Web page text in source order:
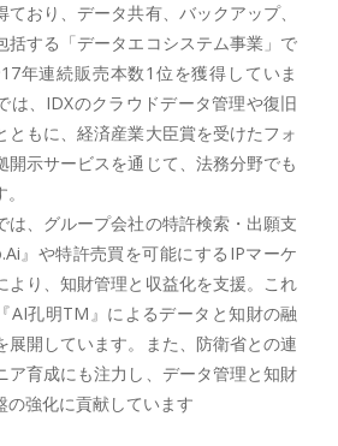
おり、データ共有、バックアップ、
括する「データエコシステム事業」で
年連続販売本数1位を獲得していま
は、IDXのクラウドデータ管理や復旧
ともに、経済産業大臣賞を受けたフォ
開示サービスを通じて、法務分野でも
は、グループ会社の特許検索・出願支
』や特許売買を可能にするIPマーケ
より、知財管理と収益化を支援。これ
AI孔明TM』によるデータと知財の融
展開しています。また、防衛省との連
ア育成にも注力し、データ管理と知財
の強化に貢献しています